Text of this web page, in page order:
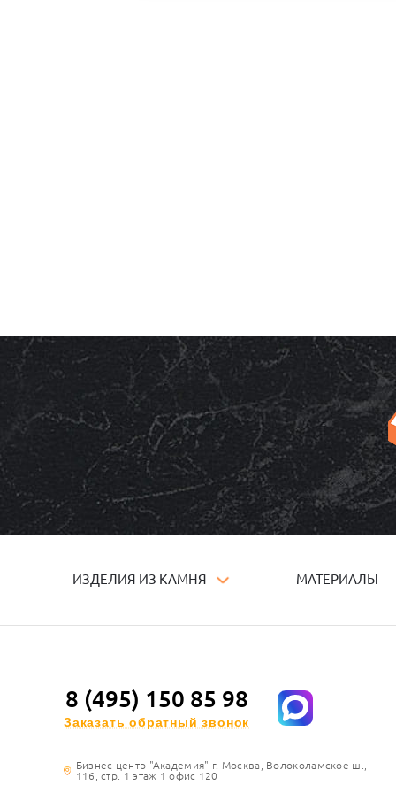
ИЗДЕЛИЯ ИЗ КАМНЯ МАТЕРИАЛЫ
8 (495) 150 85 98
Заказать обратный звонок
Бизнес-центр "Академия" г. Москва, Волоколамское ш.,
116, стр. 1 этаж 1 офис 120